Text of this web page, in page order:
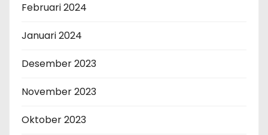
Februari 2024
Januari 2024
Desember 2023
November 2023
Oktober 2023